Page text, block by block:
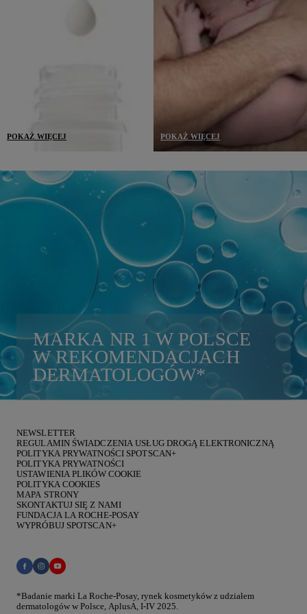
POKAŻ WIĘCEJ
dermatologiem i
toksykologiem, zawierają tylko
niezbędne składniki we
właściwych stężeniach.
POKAŻ WIĘCEJ
reaktywnej, skłonnej do
niedoskonałości i alergii,
atopowej lub osłabionej przez
leczenie antynowotworowe.
MARKA NR 1 W POLSCE
W REKOMENDACJACH
DERMATOLOGÓW*
NEWSLETTER
REGULAMIN ŚWIADCZENIA USŁUG DROGĄ ELEKTRONICZNĄ
POLITYKA PRYWATNOŚCI SPOTSCAN+
POLITYKA PRYWATNOŚCI
USTAWIENIA PLIKÓW COOKIE
POLITYKA COOKIES
MAPA STRONY
SKONTAKTUJ SIĘ Z NAMI
FUNDACJA LA ROCHE-POSAY
WYPRÓBUJ SPOTSCAN+
*Badanie marki La Roche-Posay, rynek kosmetyków z udziałem
dermatologów w Polsce, AplusA, I-IV 2025.